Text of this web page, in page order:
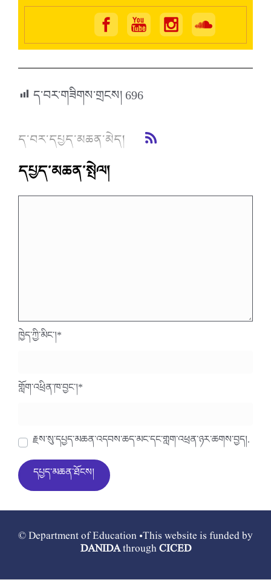
ད་བར་གཟིགས་གྲངས།696
ད་བར་དཔྱད་མཆན་མེད།
དཔྱད་མཆན་སྤེལ།
ཁྱེད་ཀྱི་མིང་།*
གློག་འཕྲིན་ཁ་བྱང་།*
རྗེས་སུ་དཔྱད་མཆན་འདེབས་ཆེད་མིང་དང་གློག་འཕྲིན་ཉར་ཚགས་བྱེད།.
© Department of Education •This website is funded by
DANIDAthroughCICED